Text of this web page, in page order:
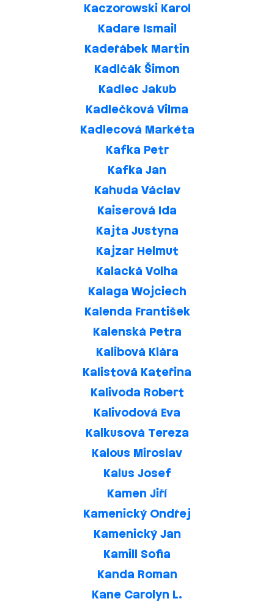
Kaczorowski Karol
Kadare Ismail
Kadeřábek Martin
Kadlčák Šimon
Kadlec Jakub
Kadlečková Vilma
Kadlecová Markéta
Kafka Petr
Kafka Jan
Kahuda Václav
Kaiserová Ida
Kajta Justyna
Kajzar Helmut
Kalacká Volha
Kalaga Wojciech
Kalenda František
Kalenská Petra
Kalibová Klára
Kalistová Kateřina
Kalivoda Robert
Kalivodová Eva
Kalkusová Tereza
Kalous Miroslav
Kalus Josef
Kamen Jiří
Kamenický Ondřej
Kamenický Jan
Kamill Sofia
Kanda Roman
Kane Carolyn L.